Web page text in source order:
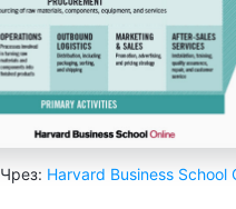
Чрез: Harvard Business School